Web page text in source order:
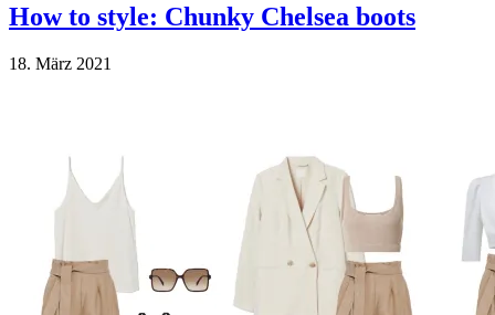
How to style: Chunky Chelsea boots
18. März 2021